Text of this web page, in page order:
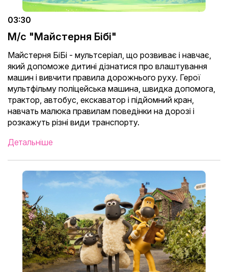
03:30
М/с "Майстерня Бібі"
Майстерня БіБі - мультсеріал, що розвиває і навчає,
який допоможе дитині дізнатися про влаштування
машин і вивчити правила дорожнього руху. Герої
мультфільму поліцейська машина, швидка допомога,
трактор, автобус, екскаватор і підйомний кран,
навчать малюка правилам поведінки на дорозі і
розкажуть різні види транспорту.
Детальніше